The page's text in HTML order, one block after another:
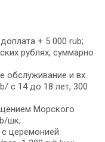
+ 5 000 rub;
рублях, суммарно
обслуживание и вх.
c 14 до 18 лет, 300
Морского
шк;
с церемонией